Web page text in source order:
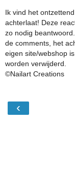
Ik vind het
achterlaat! Deze
zo nodig
de comments, het
eigen site/webshop
worden verwijderd.
©Nailart Creations
‹